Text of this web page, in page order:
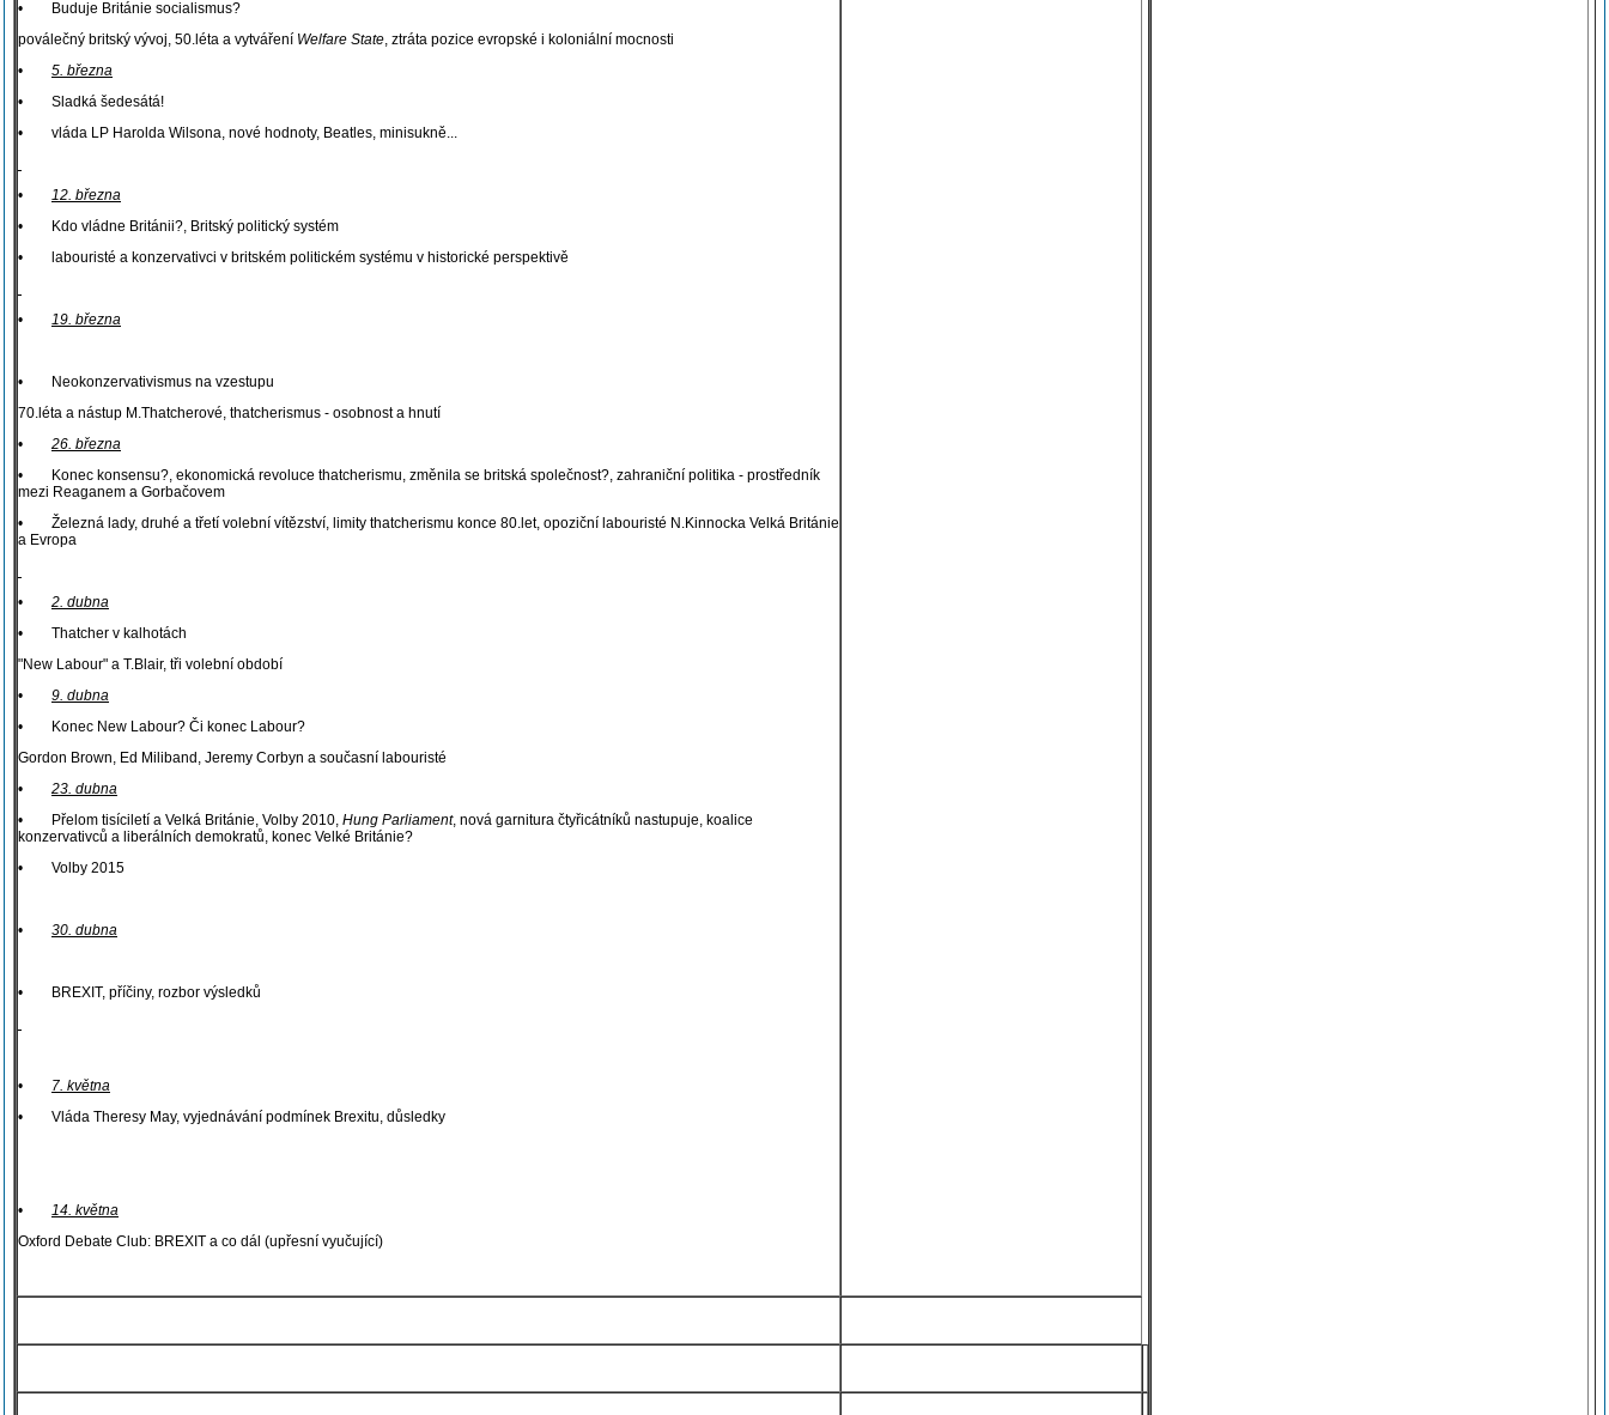
• Buduje Británie socialismus?
poválečný britský vývoj, 50.léta a vytváření Welfare State, ztráta pozice evropské i koloniální mocnosti
• 5. března
• Sladká šedesátá!
• vláda LP Harolda Wilsona, nové hodnoty, Beatles, minisukně...
• 12. března
• Kdo vládne Británii?, Britský politický systém
• labouristé a konzervativci v britském politickém systému v historické perspektivě
• 19. března
• Neokonzervativismus na vzestupu
70.léta a nástup M.Thatcherové, thatcherismus - osobnost a hnutí
• 26. března
• Konec konsensu?, ekonomická revoluce thatcherismu, změnila se britská společnost?, zahraniční politika - prostředník
mezi Reaganem a Gorbačovem
• Železná lady, druhé a třetí volební vítězství, limity thatcherismu konce 80.let, opoziční labouristé N.Kinnocka Velká Británie
a Evropa
• 2. dubna
• Thatcher v kalhotách
"New Labour" a T.Blair, tři volební období
• 9. dubna
• Konec New Labour? Či konec Labour?
Gordon Brown, Ed Miliband, Jeremy Corbyn a současní labouristé
• 23. dubna
• Přelom tisíciletí a Velká Británie, Volby 2010, Hung Parliament, nová garnitura čtyřicátníků nastupuje, koalice
konzervativců a liberálních demokratů, konec Velké Británie?
• Volby 2015
• 30. dubna
• BREXIT, příčiny, rozbor výsledků
• 7. května
• Vláda Theresy May, vyjednávání podmínek Brexitu, důsledky
• 14. května
Oxford Debate Club: BREXIT a co dál (upřesní vyučující)